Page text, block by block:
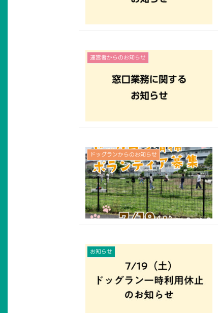
運営者からのお知らせ
ドッグランからのお知らせ
お知らせ